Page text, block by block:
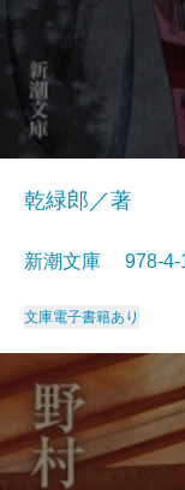
乾緑郎／著
新潮文庫 978-
文庫電子書籍あり